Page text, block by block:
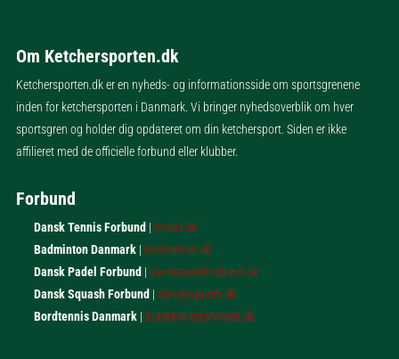
Om Ketchersporten.dk
Ketchersporten.dk er en nyheds- og informationsside om sportsgrenene
inden for ketchersporten i Danmark. Vi bringer nyhedsoverblik om hver
sportsgren og holder dig opdateret om din ketchersport. Siden er ikke
affilieret med de officielle forbund eller klubber.
Forbund
Dansk Tennis Forbund |tennis.dk
Badminton Danmark | badminton.dk
Dansk Padel Forbund |danskpadelforbund.dk
Dansk Squash Forbund |dansksquash.dk
Bordtennis Danmark | bordtennisdanmark.dk